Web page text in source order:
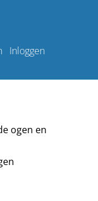
Inloggen
ogen en